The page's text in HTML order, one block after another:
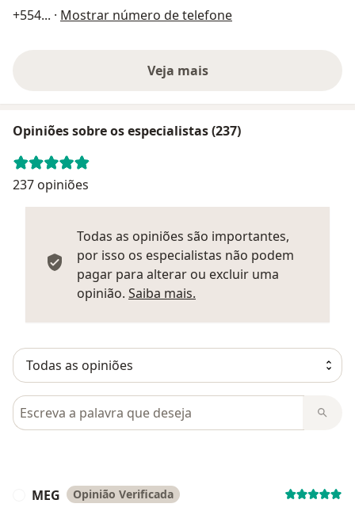
+554... · Mostrar número de telefone
Veja mais
Opiniões sobre os especialistas (237)
237 opiniões
Todas as opiniões são importantes,
por isso os especialistas não podem
pagar para alterar ou excluir uma
opinião. Saiba mais.
Pesquisar em opiniões
MEG Opinião Verificada